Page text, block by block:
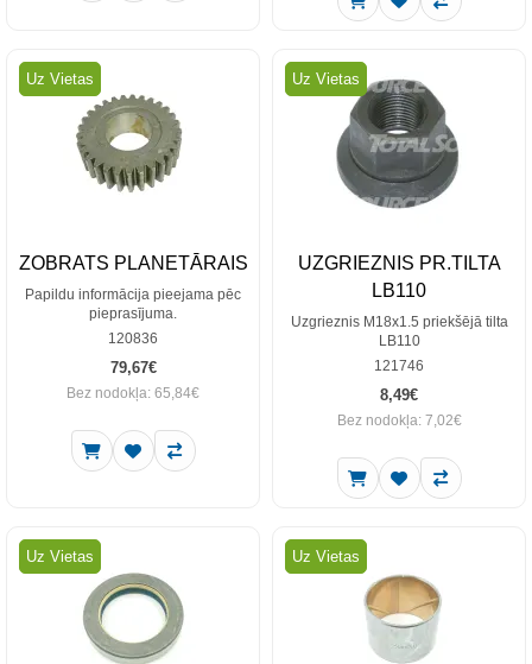
Uz Vietas
ZOBRATS PLANETĀRAIS
Papildu informācija pieejama pēc
pieprasījuma.
120836
79,67€
Bez nodokļa: 65,84€
Uz Vietas
UZGRIEZNIS PR.TILTA
LB110
Uzgrieznis M18x1.5 priekšējā tilta
LB110
121746
8,49€
Bez nodokļa: 7,02€
Uz Vietas Uz Vietas